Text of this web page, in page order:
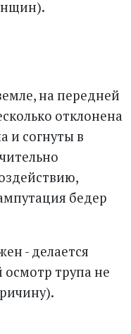
на передней
отклонена
и согнуты в
бедер
- делается
осмотр трупа не